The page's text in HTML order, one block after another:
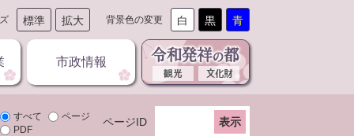
標準 拡大 背景色の変更 白 黒 青
市政情報
すべて
ページ
PDF
ページID